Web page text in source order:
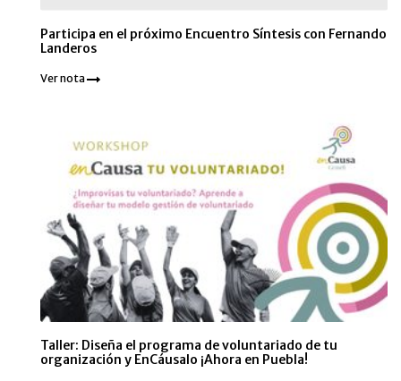
Participa en el próximo Encuentro Síntesis con Fernando
Landeros
Ver nota
Taller: Diseña el programa de voluntariado de tu
organización y EnCáusalo ¡Ahora en Puebla!